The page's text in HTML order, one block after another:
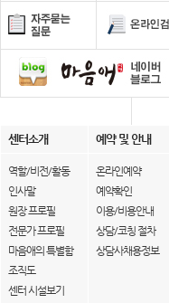
센터소개 예약 및 안내
역할/비전/활동
인사말
원장 프로필
전문가 프로필
마음애의 특별함
조직도
센터 시설보기
온라인예약
예약확인
이용/비용안내
상담/코칭 절차
상담사채용정보